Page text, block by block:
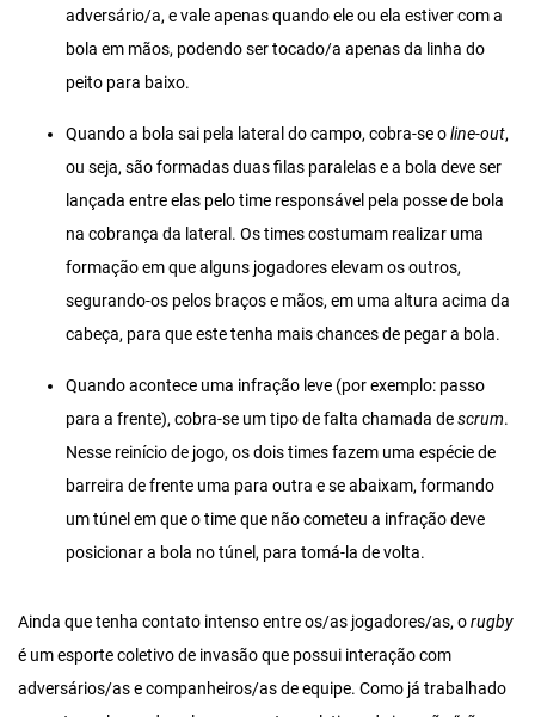
adversário/a, e vale apenas quando ele ou ela estiver com a
bola em mãos, podendo ser tocado/a apenas da linha do
peito para baixo.
Quando a bola sai pela lateral do campo, cobra-se oline-out,
ou seja, são formadas duas filas paralelas e a bola deve ser
lançada entre elas pelo time responsável pela posse de bola
na cobrança da lateral. Os times costumam realizar uma
formação em que alguns jogadores elevam os outros,
segurando-os pelos braços e mãos, em uma altura acima da
cabeça, para que este tenha mais chances de pegar a bola.
Quando acontece uma infração leve (por exemplo: passo
para a frente), cobra-se um tipo de falta chamada descrum.
Nesse reinício de jogo, os dois times fazem uma espécie de
barreira de frente uma para outra e se abaixam, formando
um túnel em que o time que não cometeu a infração deve
posicionar a bola no túnel, para tomá-la de volta.
Ainda que tenha contato intenso entre os/as jogadores/as, orugby
é um esporte coletivo de invasão que possui interação com
adversários/as e companheiros/as de equipe. Como já trabalhado